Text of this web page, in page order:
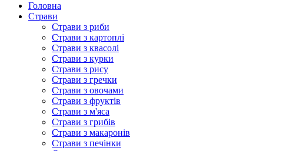
Головна
Страви
Страви з риби
Страви з картоплі
Страви з квасолі
Страви з курки
Страви з рису
Страви з гречки
Страви з овочами
Страви з фруктів
Страви з м'яса
Страви з грибів
Страви з макаронів
Страви з печінки